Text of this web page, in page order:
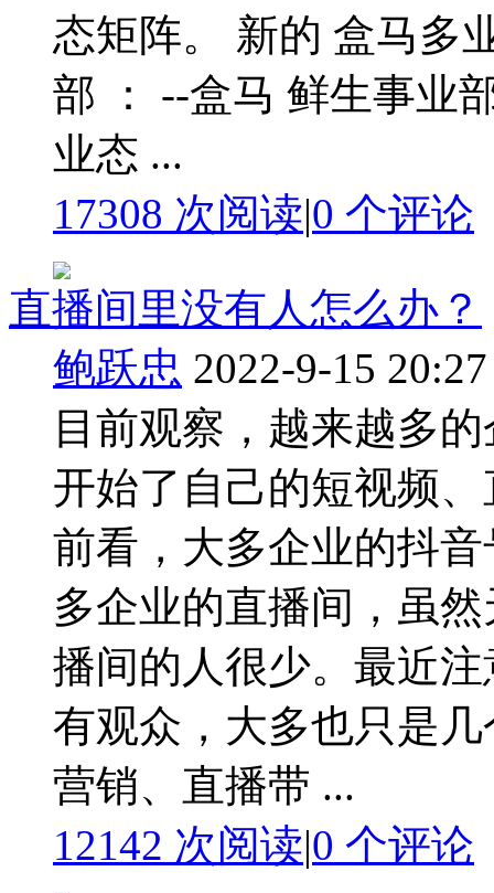
态矩阵。 新的 盒马多
部 ： --盒马 鲜生事业
业态 ...
17308 次阅读|0 个评论
直播间里没有人怎么办？
鲍跃忠 2022-9-15 20:27
目前观察，越来越多
开始了自己的短视频
前看，大多企业的抖
多企业的直播间，虽
播间的人很少。最近
有观众，大多也只是
营销、直播带 ...
12142 次阅读|0 个评论